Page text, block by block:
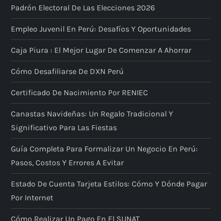
ó
n
d
e
e
n
t
r
a
Padrón Electoral De Las Elecciones 2026
Empleo Juvenil En Perú: Desafíos Y Oportunidades
Caja Piura : El Mejor Lugar De Comenzar A Ahorrar
Cómo Desafiliarse De DXN Perú
Certificado De Nacimiento Por RENIEC
Canastas Navideñas: Un Regalo Tradicional Y
Significativo Para Las Fiestas
Guía Completa Para Formalizar Un Negocio En Perú:
Pasos, Costos Y Errores A Evitar
Estado De Cuenta Tarjeta Estilos: Cómo Y Dónde Pagar
Por Internet
Cómo Realizar Un Pago En El SUNAT